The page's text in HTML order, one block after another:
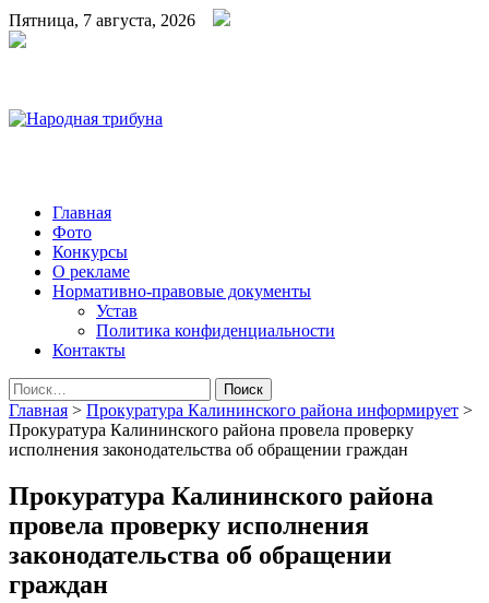
Пятница, 7 августа, 2026
Народная трибуна
Калининская районная газета
Главная
Фото
Конкурсы
О рекламе
Нормативно-правовые документы
Устав
Политика конфиденциальности
Контакты
Найти:
Главная > Прокуратура Калининского района информирует >
Прокуратура Калининского района провела проверку
исполнения законодательства об обращении граждан
Прокуратура Калининского района
провела проверку исполнения
законодательства об обращении
граждан